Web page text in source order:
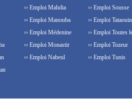
›› Emploi Mahdia
›› Emploi Manouba
›› Emploi Médenine
›› Emploi Monastir
›› Emploi Nabeul
›› Emploi Sousse
›› Emploi
›› Emploi Toutes
›› Emploi Tozeur
›› Emploi Tunis